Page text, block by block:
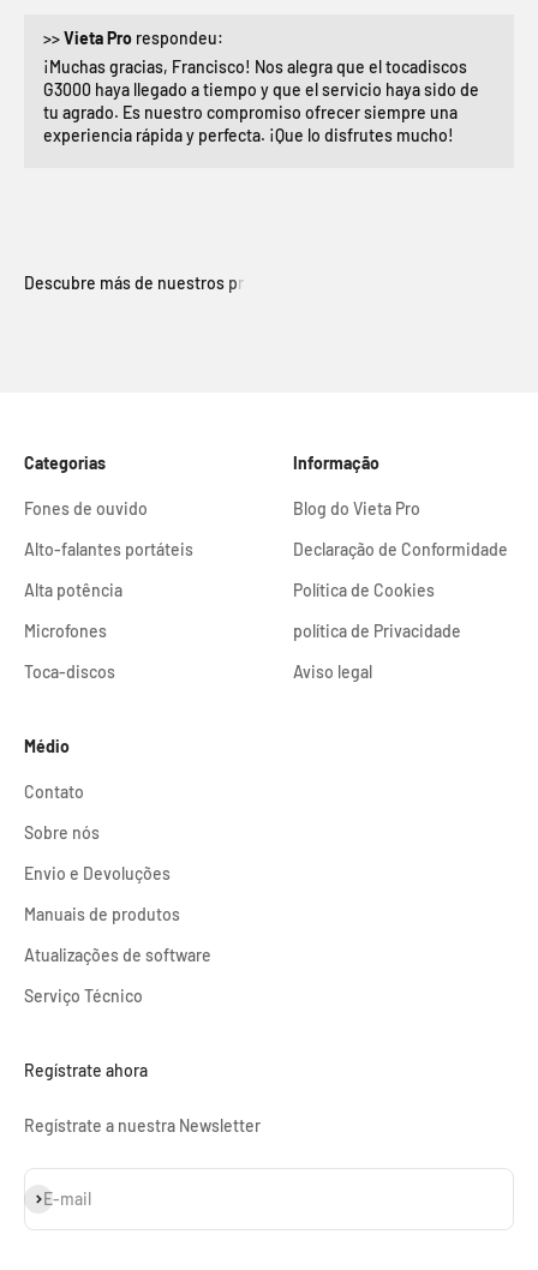
>>Vieta Pro respondeu:
¡Muchas gracias, Francisco! Nos alegra que el tocadiscos
G3000 haya llegado a tiempo y que el servicio haya sido de
tu agrado. Es nuestro compromiso ofrecer siempre una
experiencia rápida y perfecta. ¡Que lo disfrutes mucho!
Categorias
Fones de ouvido
Alto-falantes portáteis
Alta potência
Microfones
Toca-discos
Informação
Blog do Vieta Pro
Declaração de Conformidade
Política de Cookies
política de Privacidade
Aviso legal
Médio
Contato
Sobre nós
Envio e Devoluções
Manuais de produtos
Atualizações de software
Serviço Técnico
Regístrate ahora
Regístrate a nuestra Newsletter
E-mail
Inscrever-se